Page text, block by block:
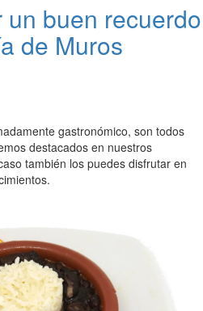
buen recuerdo
de Muros
gastronómico, son todos
destacados en nuestros
también los puedes disfrutar en